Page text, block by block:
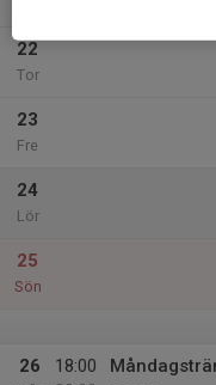
22
Tor
23
Fre
24
Lör
25
Sön
26
18:00